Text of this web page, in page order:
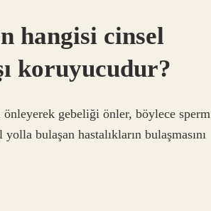
hangisi cinsel
koruyucudur?
önleyerek gebeliği önler, böylece sperm
bulaşan hastalıkların bulaşmasını